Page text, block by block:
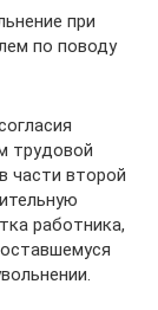
при
по поводу
трудовой
части второй
работника,